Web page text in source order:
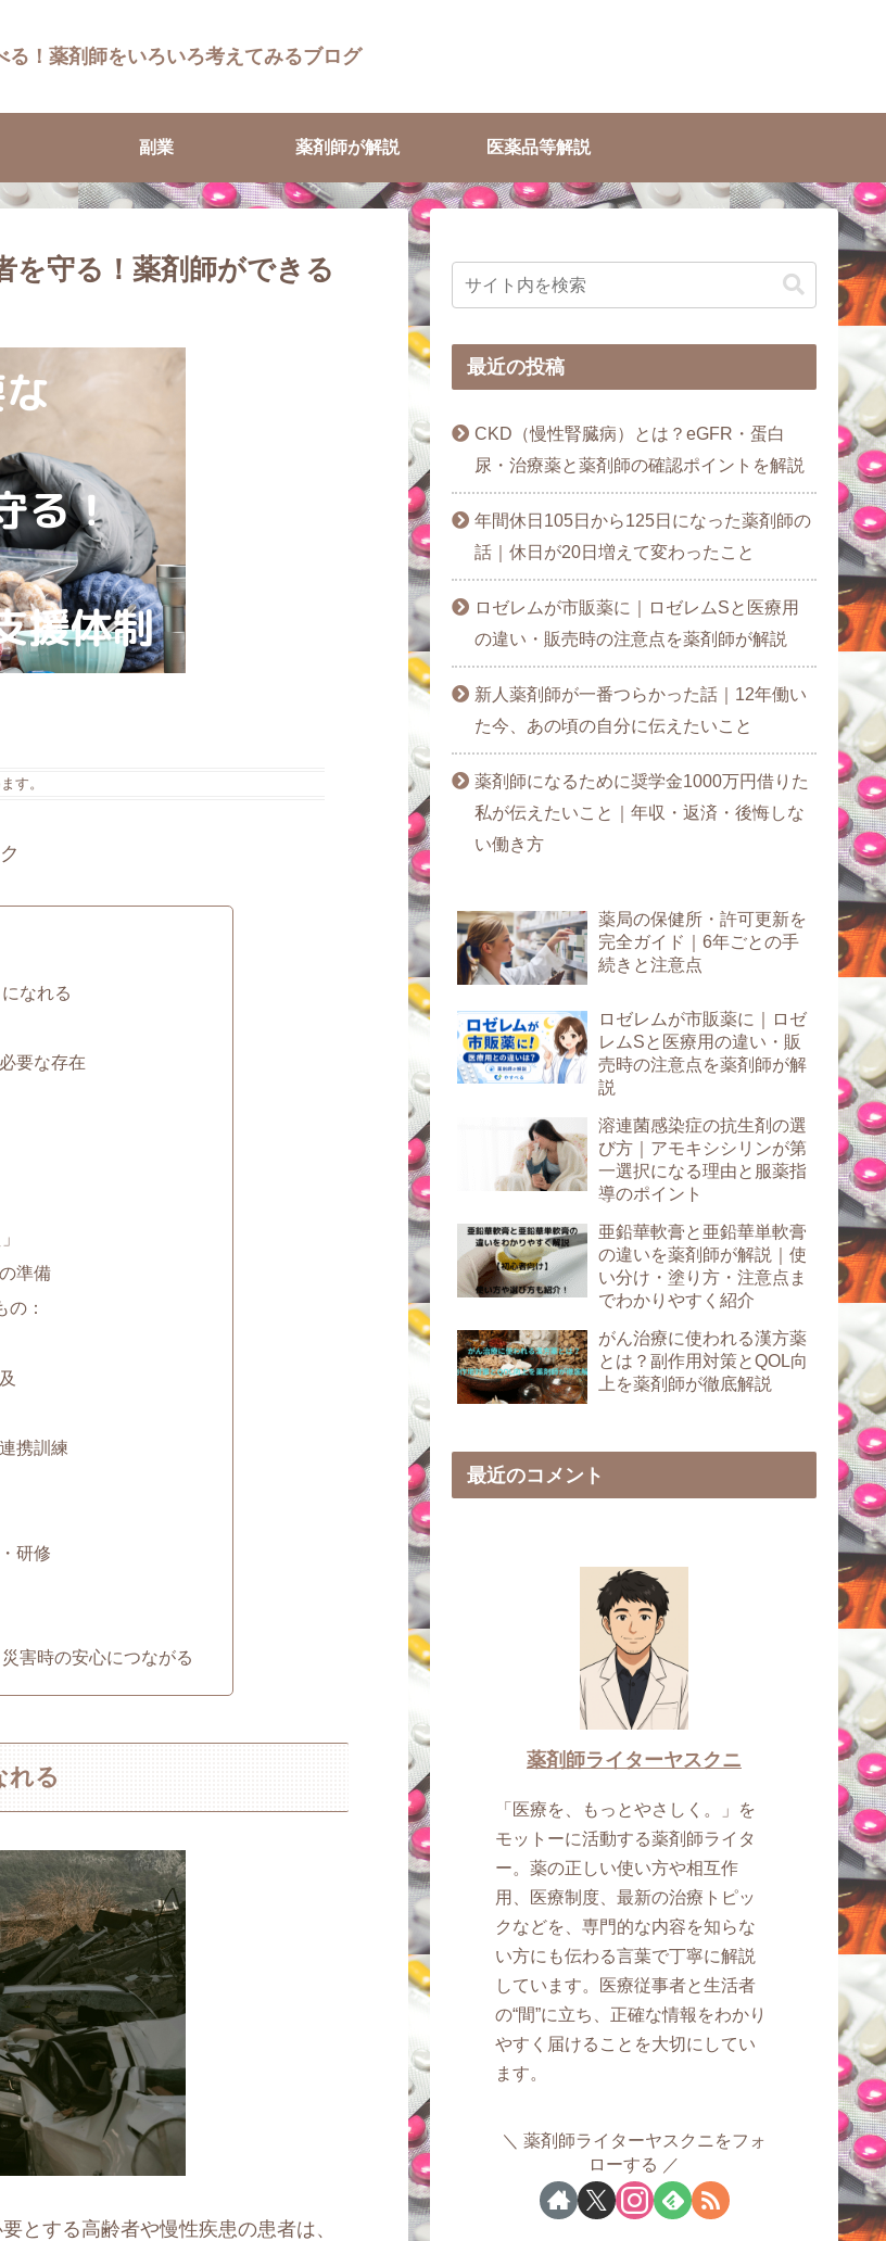
る！薬剤師をいろいろ考えてみるブログ
副業 薬剤師が解説 医薬品等解説
を守る！薬剤師ができる
す。
なれる
要な存在
準備
：
携訓練
研修
害時の安心につながる
れる
とする高齢者や慢性疾患の患者は、
最近の投稿
CKD（慢性腎臓病）とは？eGFR・蛋白
尿・治療薬と薬剤師の確認ポイントを解説
年間休日105日から125日になった薬剤師の
話｜休日が20日増えて変わったこと
ロゼレムが市販薬に｜ロゼレムSと医療用
の違い・販売時の注意点を薬剤師が解説
新人薬剤師が一番つらかった話｜12年働い
た今、あの頃の自分に伝えたいこと
薬剤師になるために奨学金1000万円借りた
私が伝えたいこと｜年収・返済・後悔しな
い働き方
薬局の保健所・許可更新を
完全ガイド｜6年ごとの手
続きと注意点
ロゼレムが市販薬に｜ロゼ
レムSと医療用の違い・販
売時の注意点を薬剤師が解
説
溶連菌感染症の抗生剤の選
び方｜アモキシシリンが第
一選択になる理由と服薬指
導のポイント
亜鉛華軟膏と亜鉛華単軟膏
の違いを薬剤師が解説｜使
い分け・塗り方・注意点ま
でわかりやすく紹介
がん治療に使われる漢方薬
とは？副作用対策とQOL向
上を薬剤師が徹底解説
最近のコメント
薬剤師ライターヤスクニ
「医療を、もっとやさしく。」を
モットーに活動する薬剤師ライタ
ー。薬の正しい使い方や相互作
用、医療制度、最新の治療トピッ
クなどを、専門的な内容を知らな
い方にも伝わる言葉で丁寧に解説
しています。医療従事者と生活者
の“間”に立ち、正確な情報をわかり
やすく届けることを大切にしてい
ます。
薬剤師ライターヤスクニをフォ
ローする